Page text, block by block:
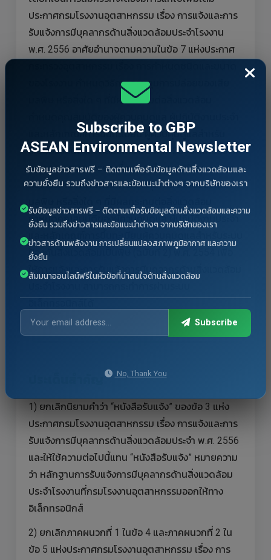
ประกาศกรมโรงงานอุตสาหกรรม เรื่อง การแจ้งและการ
รับแจ้งการมีบุคลากรด้านสิ่งแวดล้อมประจำโรงงาน
พ.ศ. 2556 อาศัยอำนาจตามความในข้อ 7 แห่งประกาศ
ของโรงงาน กำหนดวิธีการควบคุมการปล่อยของเสีย
มลพิษ หรือสิ่งใด ๆ ที่มีผลกระทบต่อสิ่งแวดล้อม
และหลักเกณฑ์การขึ้นทะเบียน ผู้ควบคุมดูแลสำหรับ
ระบบป้องกันสิ่งแวดล้อมเป็นพิษ พ.ศ. 2545 และประกาศ
กระทรวงอุตสาหกรรม เรื่อง การกำหนดชนิดและขนาด
ของโรงงาน กำหนดวิธีการควบคุมการปล่อยของเสีย
กำหนดคุณสมบัติของผู้ควบคุมดูแล ผู้ปฏิบัติงานประจำ
และหลักเกณฑ์การขึ้นทะเบียนผู้ควบคุมดูแลสำหรับระบบ
ป้องกันสิ่งแวดล้อมเป็นพิษ (ฉบับที่ 2) พ.ศ. 2554 เพื่อ
ให้การแจ้งและการรับแจ้งการมีบุคลากรด้านสิ่งแวดล้อม
1) ยกเลิกนิยามคำว่า “หนังสือรับแจ้ง” ของข้อ 3 แห่ง
ประกาศกรมโรงงานอุตสาหกรรม เรื่อง การแจ้งและการ
รับแจ้งการมีบุคลากรด้านสิ่งแวดล้อมประจำ พ.ศ. 2556
และให้ใช้ความต่อไปนี้แทน “หนังสือรับแจ้ง” หมายความ
ว่า หลักฐานการรับแจ้งการมีบุคลากรด้านสิ่งแวดล้อม
ประจำโรงงานที่กรมโรงงานอุตสาหกรรมออกให้ทาง
อิเล็กทรอนิกส์
2) ยกเลิกภาคผนวกที่ 1 ในข้อ 4 และภาคผนวกที่ 2 ใน
ข้อ 5 แห่งประกาศกรมโรงงานอุตสาหกรรม เรื่อง การ
Subscribe to GBP
ASEAN Environmental Newsletter
รับข้อมูลข่าวสารฟรี – ติดตามเพื่อรับข้อมูลด้านสิ่งแวดล้อมและ
ความยั่งยืน รวมถึงข่าวสารและข้อแนะนำต่างๆ จากบริษัทของเรา
รับข้อมูลข่าวสารฟรี – ติดตามเพื่อรับข้อมูลด้านสิ่งแวดล้อมและความ
ยั่งยืน รวมถึงข่าวสารและข้อแนะนำต่างๆ จากบริษัทของเรา
ข่าวสารด้านพลังงาน การเปลี่ยนแปลงสภาพภูมิอากาศ และความ
ยั่งยืน
สัมมนาออนไลน์ฟรีในหัวข้อที่น่าสนใจด้านสิ่งแวดล้อม
Subscribe
No, Thank You